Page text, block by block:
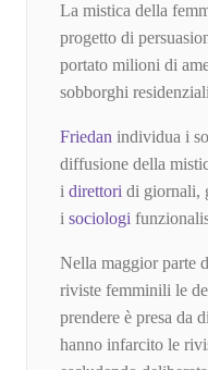
La mistica della
progetto di
portato milioni di
sobborghi
Friedan individua i
diffusione della
i direttori di giornali,
i sociologi
Nella maggior parte
riviste femminili le
prendere è presa da
hanno infarcito le